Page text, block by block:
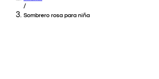
/
Sombrero rosa para niña